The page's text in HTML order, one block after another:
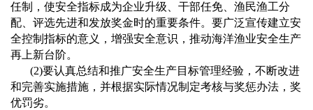
任制，使安全指标成为企业升级、干部任免、渔民渔工分
配、评选先进和发放奖金时的重要条件。要广泛宣传建立安
全控制指标的意义，增强安全意识，推动海洋渔业安全生产
再上新台阶。
(2)要认真总结和推广安全生产目标管理经验，不断改进
和完善实施措施，并根据实际情况制定考核与奖惩办法，奖
优罚劣。